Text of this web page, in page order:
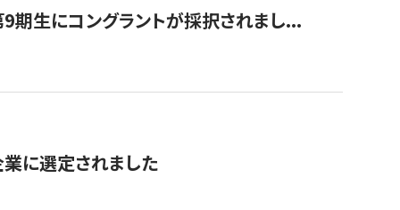
9期生にコングラントが採択されまし...
に選定されました